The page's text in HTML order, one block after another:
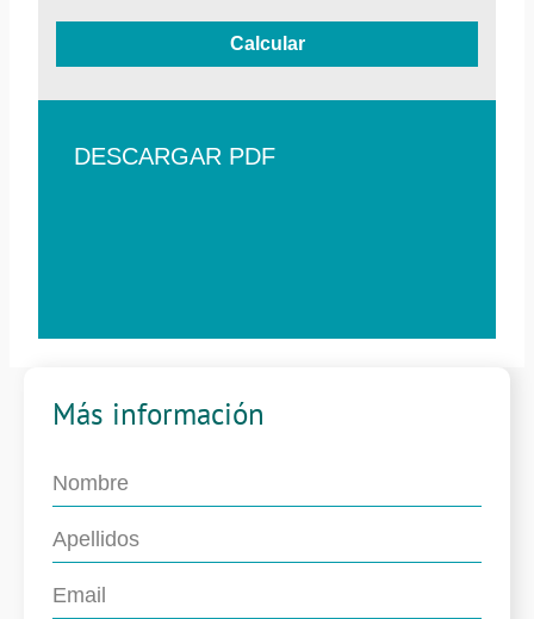
Calcular
DESCARGAR PDF
Más información